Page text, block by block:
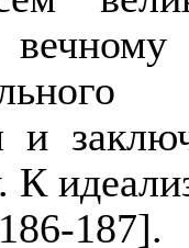
и
К
187].